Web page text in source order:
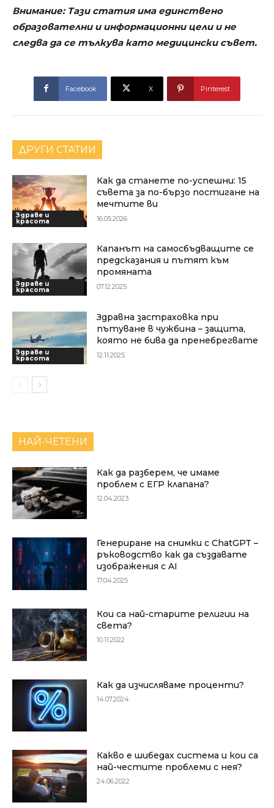
Внимание: Тази статия има единствено
образователни и информационни цели и не
следва да се тълкува като медицински съвет.
Facebook X Pinterest
ДРУГИ СТАТИИ
Здраве и
красота
Как да станете по-успешни: 15
съвета за по-бързо постигане на
мечтите ви
16.05.2026
Здраве и
красота
Капанът на самосбъдващите се
предсказания и пътят към
промяната
07.12.2025
Здраве и
красота
Здравна застраховка при
пътуване в чужбина – защита,
която не бива да пренебрегвате
12.11.2025
НАЙ-ЧЕТЕНИ
Как да разберем, че имаме
проблем с ЕГР клапана?
12.04.2023
Генериране на снимки с ChatGPT –
ръководство как да създавате
изображения с AI
17.04.2025
Кои са най-старите религии на
света?
10.11.2022
Как да изчисляваме проценти?
14.07.2024
Какво е шибедах система и кои са
най-честите проблеми с нея?
24.06.2022